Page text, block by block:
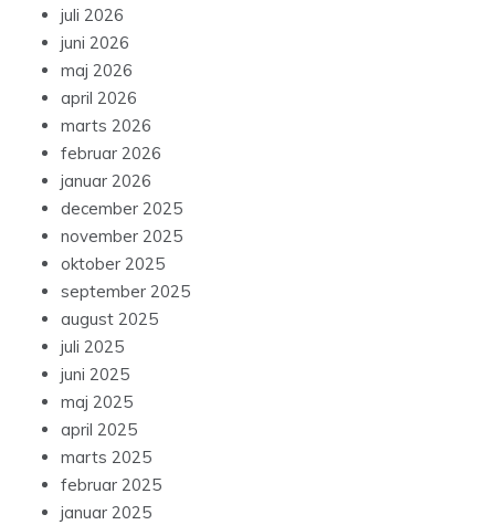
juli 2026
juni 2026
maj 2026
april 2026
marts 2026
februar 2026
januar 2026
december 2025
november 2025
oktober 2025
september 2025
august 2025
juli 2025
juni 2025
maj 2025
april 2025
marts 2025
februar 2025
januar 2025